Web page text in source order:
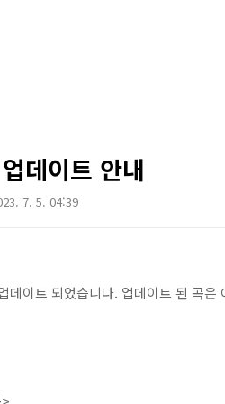
데이트 안내
7. 5. 04:39
데이트 되었습니다. 업데이트 된 곡